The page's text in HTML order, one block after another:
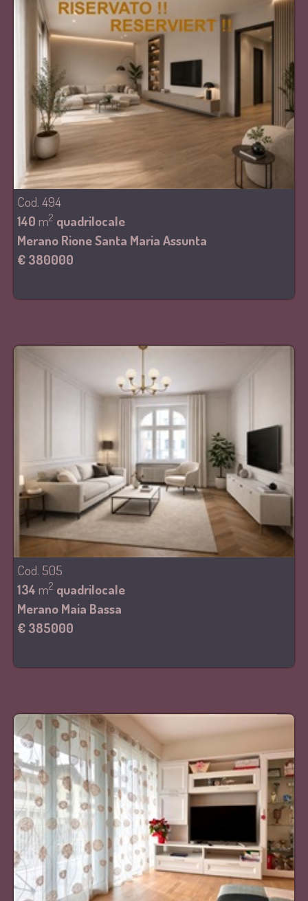
Cod. 494
140 m2 quadrilocale
Merano Rione Santa Maria Assunta
€ 380000
Cod. 505
134 m2 quadrilocale
Merano Maia Bassa
€ 385000